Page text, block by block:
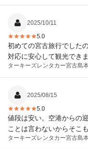
でその保険（１１００円/
2025/10/11
5.0
初めての宮古旅行でした
対応に安心して観光できま
ターキーズレンタカー宮古島
2025/08/15
5.0
値段は安い。空港からの
ことは言わないからそこ
ターキーズレンタカー宮古島